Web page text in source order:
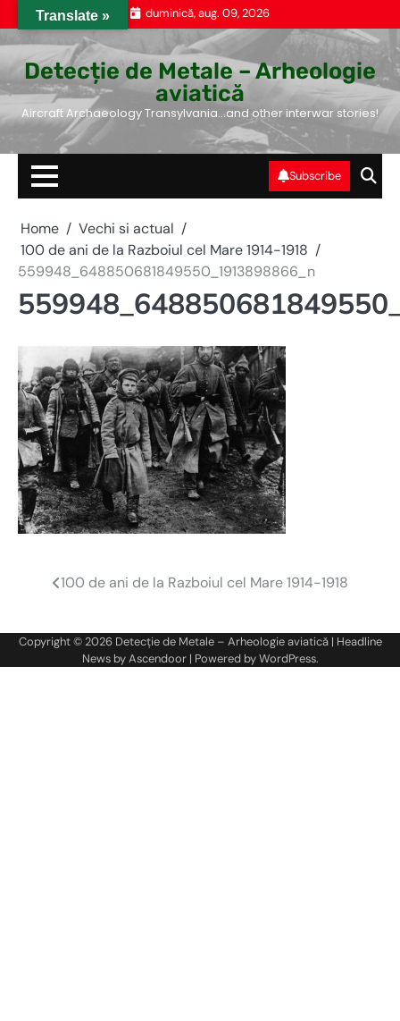
to
duminică, aug. 09, 2026
Detecție de Metale – Arheologie
aviatică
Aircraft Archaeology Transylvania…and other interwar stories!
Subscribe
Home
Vechi si actual
100 de ani de la Razboiul cel Mare 1914-1918
559948_648850681849550_1913898866_n
Navigare
articole
100 de ani de la Razboiul cel Mare 1914-1918
Copyright © 2026 Detecție de Metale – Arheologie aviatică| Headline
News byAscendoor| Powered byWordPress.
Translate »